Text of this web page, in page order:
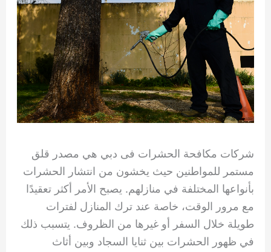
شركات مكافحة الحشرات فى دبي هي مصدر قلق
مستمر للمواطنين حيث يخشون من انتشار الحشرات
بأنواعها المختلفة في منازلهم. يصبح الأمر أكثر تعقيدًا
مع مرور الوقت، خاصة عند ترك المنازل لفترات
طويلة خلال السفر أو غيرها من الظروف. يتسبب ذلك
في ظهور الحشرات بين ثنايا السجاد وبين أثاث